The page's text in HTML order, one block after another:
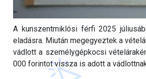
A kunszentmiklósi férfi 2025
eladásra. Miután megegyeztek a
vádlott a személygépkocsi
000 forintot vissza is adott a